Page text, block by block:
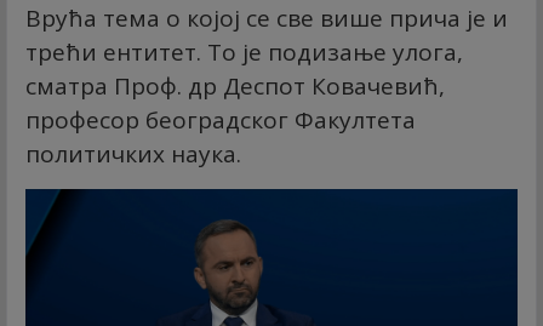
Врућа тема о којој се све више прича је и
трећи ентитет. То је подизање улога,
сматра Проф. др Деспот Ковачевић,
професор београдског Факултета
политичких наука.